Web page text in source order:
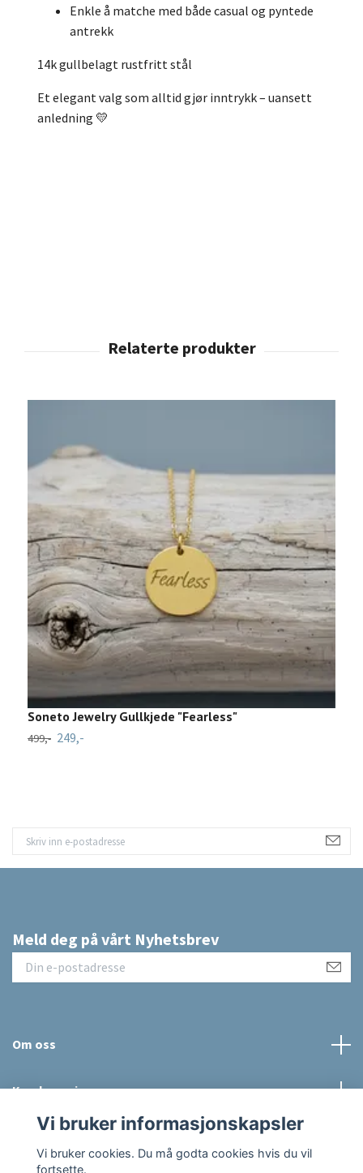
Enkle å matche med både casual og pyntede
antrekk
14k gullbelagt rustfritt stål
Et elegant valg som alltid gjør inntrykk – uansett
anledning 💛
Soneto Jewelry Gullkjede "Fearless"
499,- 249,-
Meld deg på vårt Nyhetsbrev
Om oss
Kundeservice
Vi bruker informasjonskapsler
Vi bruker cookies. Du må godta cookies hvis du vil
fortsette.